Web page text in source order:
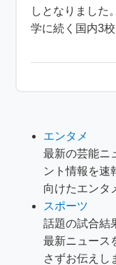
しとなりました
学に続く国内3
エンタメ
最新の芸能ニ
ント情報を速
向けたエンタ
スポーツ
話題の試合結
最新ニュース
さずお伝えし